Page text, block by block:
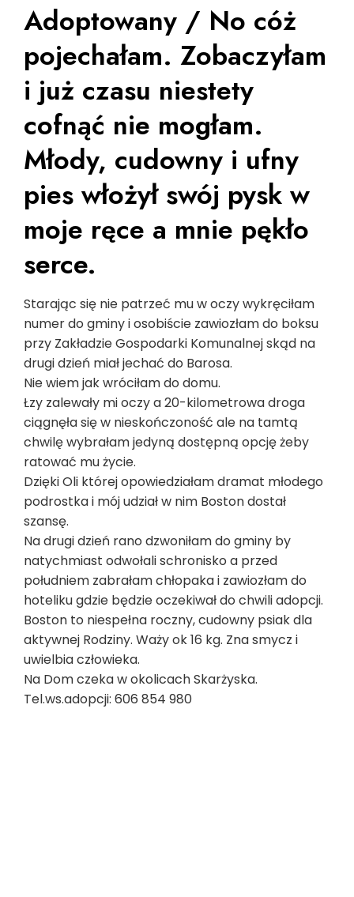
Adoptowany / No cóż
pojechałam. Zobaczyłam
i już czasu niestety
cofnąć nie mogłam.
Młody, cudowny i ufny
pies włożył swój pysk w
moje ręce a mnie pękło
serce.
Starając się nie patrzeć mu w oczy wykręciłam
numer do gminy i osobiście zawiozłam do boksu
przy Zakładzie Gospodarki Komunalnej skąd na
drugi dzień miał jechać do Barosa.
Nie wiem jak wróciłam do domu.
Łzy zalewały mi oczy a 20-kilometrowa droga
ciągnęła się w nieskończoność ale na tamtą
chwilę wybrałam jedyną dostępną opcję żeby
ratować mu życie.
Dzięki Oli której opowiedziałam dramat młodego
podrostka i mój udział w nim Boston dostał
szansę.
Na drugi dzień rano dzwoniłam do gminy by
natychmiast odwołali schronisko a przed
południem zabrałam chłopaka i zawiozłam do
hoteliku gdzie będzie oczekiwał do chwili adopcji.
Boston to niespełna roczny, cudowny psiak dla
aktywnej Rodziny. Waży ok 16 kg. Zna smycz i
uwielbia człowieka.
Na Dom czeka w okolicach Skarżyska.
Tel.ws.adopcji: 606 854 980